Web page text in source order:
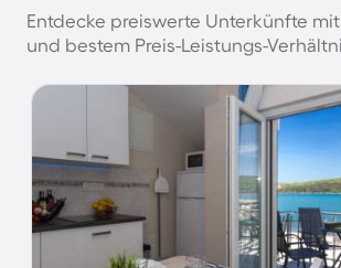
Entdecke preiswerte Unterkünfte
und bestem Preis-Leistungs-